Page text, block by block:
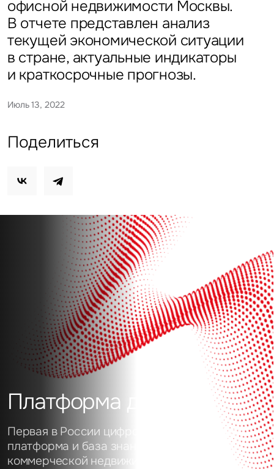
офисной недвижимости Москвы.
В отчете представлен анализ
текущей экономической ситуации
в стране, актуальные индикаторы
и краткосрочные прогнозы.
Июль 13, 2022
Поделиться
Платформа данных
Первая в России цифровая аналитическая
платформа и база знаний о рынке
коммерческой недвижимости